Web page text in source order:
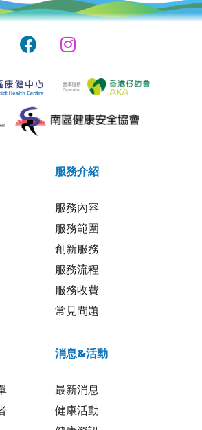
服務介紹
服務內容
服務範圍
創新服務
服務流程
服務收費
常見問題
消息&活動
最新消息
健康活動